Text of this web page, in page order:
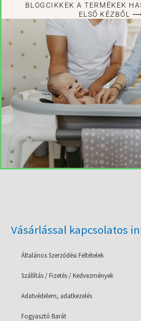
BLOGCIKKEK A TERMÉKEK
ELSŐ KÉZBŐL
Vásárlással kapcsolatos
Általános Szerződési Feltételek
Szállítás / Fizetés / Kedvezmények
Adatvédelem, adatkezelés
Fogyasztó Barát